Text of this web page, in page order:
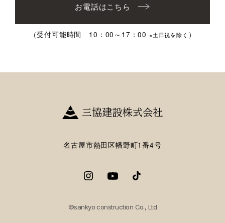
お電話はこちら
（受付可能時間 10：00～17：00 ※土日祝を除く ）
名古屋市熱田区幡野町1番4号
©sankyo construction Co., Ltd